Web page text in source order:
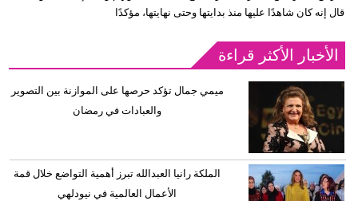
قال إنه كان شاهدًا عليها منذ بدايتها وحتى نهايتها، مؤكدًا
الأخبار الأكثر قراءة
ميمي جمال تؤكد حرصها على الموازنة بين التصوير
والعبادات في رمضان
الملكة رانيا العبدالله تبرز أهمية التواضع خلال قمة
الأعمال العالمية في نيودلهي